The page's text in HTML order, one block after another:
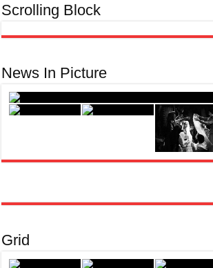
Scrolling Block
News In Picture
Grid